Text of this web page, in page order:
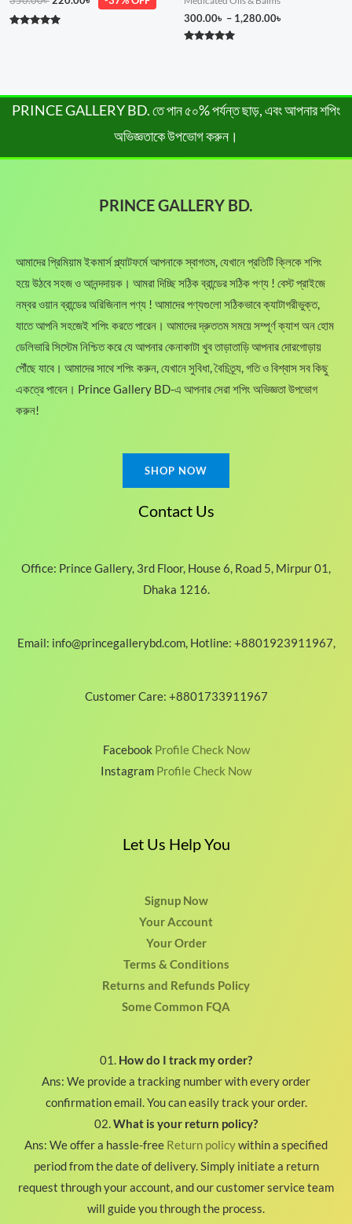
300.00৳ – 1,280.00৳
PRINCE GALLERY BD. তে পান ৫০% পর্যন্ত ছাড়, এবং আপনার শপিং
অভিজ্ঞতাকে উপভোগ করুন।
PRINCE GALLERY BD.
আমাদের প্রিমিয়াম ইকমার্স প্ল্যাটফর্মে আপনাকে স্বাগতম, যেখানে প্রতিটি ক্লিকে শপিং
হয়ে উঠবে সহজ ও আনন্দদায়ক। আমরা দিচ্ছি সঠিক ব্রান্ডের সঠিক পণ্য ! বেস্ট প্রাইজে
নম্বর ওয়ান ব্রান্ডের অরিজিনাল পণ্য ! আমাদের পণ্যগুলো সঠিকভাবে ক্যাটাগরীভুক্ত,
যাতে আপনি সহজেই শপিং করতে পারেন। আমাদের দ্রুততম সময়ে সম্পূর্ণ ক্যাশ অন হোম
ডেলিভারি সিস্টেম নিশ্চিত করে যে আপনার কেনাকাটা খুব তাড়াতাড়ি আপনার দোরগোড়ায়
পৌঁছে যাবে। আমাদের সাথে শপিং করুন, যেখানে সুবিধা, বৈচিত্র্য, গতি ও বিশ্বাস সব কিছু
একত্রে পাবেন। Prince Gallery BD-এ আপনার সেরা শপিং অভিজ্ঞতা উপভোগ
করুন!
SHOP NOW
Contact Us
Office: Prince Gallery, 3rd Floor, House 6, Road 5, Mirpur 01,
Dhaka 1216.
Email: info@princegallerybd.com, Hotline: +8801923911967,
Customer Care: +8801733911967
Facebook Profile Check Now
Instagram Profile Check Now
Let Us Help You
Signup Now
Your Account
Your Order
Terms & Conditions
Returns and Refunds Policy
Some Common FQA
01. How do I track my order?
Ans: We provide a tracking number with every order
confirmation email. You can easily track your order.
02.What is your return policy?
Ans: We offer a hassle-free Return policywithin a specified
period from the date of delivery. Simply initiate a return
request through your account, and our customer service team
will guide you through the process.